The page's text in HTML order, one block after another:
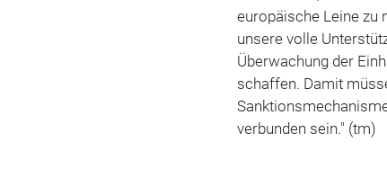
europäische Leine zu
unsere volle
Überwachung der
schaffen. Damit
verbunden sein." (tm)